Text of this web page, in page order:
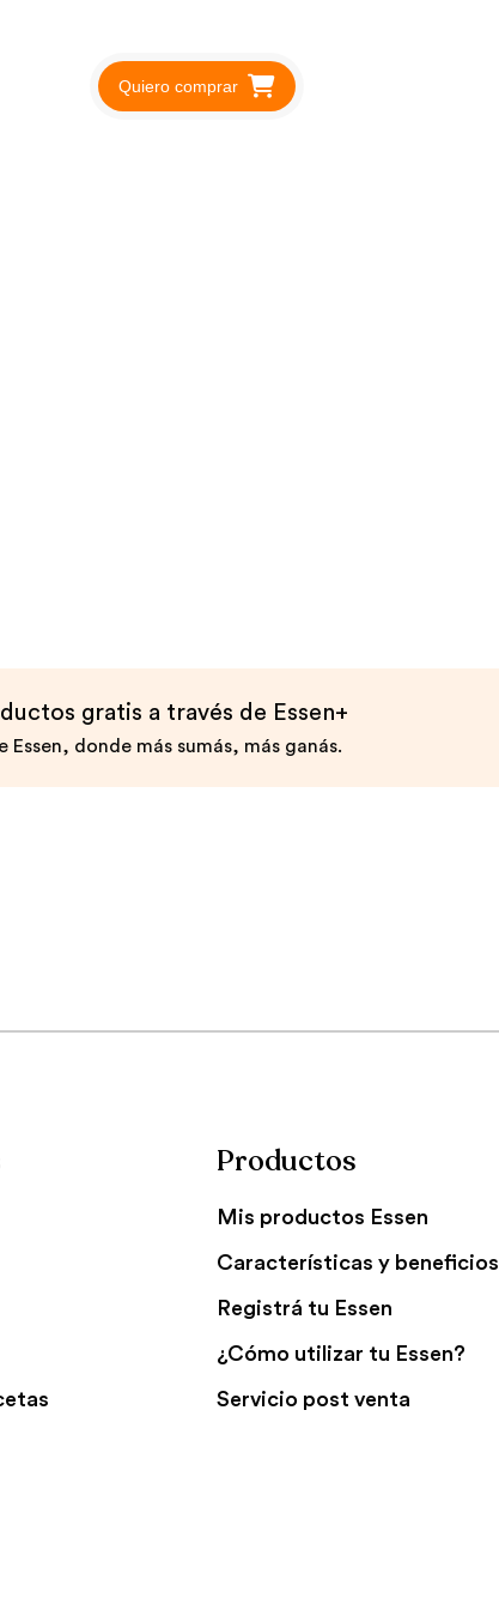
Quiero comprar
gratis a través de Essen+
donde más sumás, más ganás.
Productos
Mis productos Essen
Características y beneficios
Registrá tu Essen
¿Cómo utilizar tu Essen?
Servicio post venta